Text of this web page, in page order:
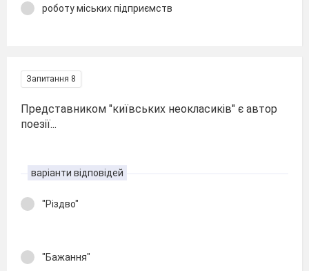
роботу міських підприємств
Запитання 8
Представником "київських неокласиків" є автор
поезії...
варіанти відповідей
"Різдво"
"Бажання"